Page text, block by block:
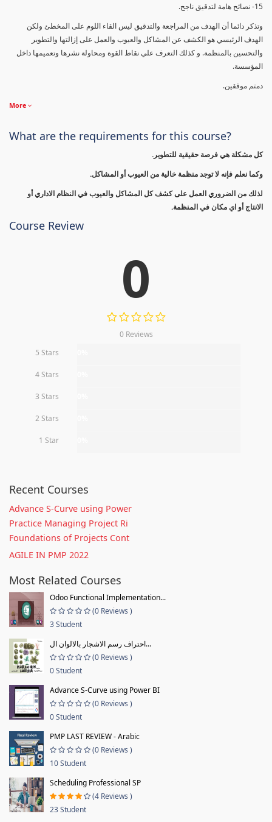
15- نصائح هامة لتدقيق ناجح.
وتذكر دائما أن الهدف من المراجعة والتدقيق ليس القاء اللوم على المخطئ ولكن
الهدف الرئيسي هو الكشف عن المشاكل والعيوب والعمل على إزالتها والتطوير
والتحسين بالمنظمة. و كذلك التعرف علي نقاط القوة ومحاولة نشرها وتعميمها داخل
المؤسسة.
دمتم موفقين.
More
What are the requirements for this course?
كل مشكلة هي فرصة حقيقية للتطوير.
وكما نعلم فإنه لا توجد منظمة خالية من العيوب أو المشاكل.
لذلك من الضروري العمل على كشف كل المشاكل والعيوب في النظام الاداري أو
الانتاج أو اي مكان في المنظمة.
Course Review
0
0 Reviews
5 Stars
4 Stars
3 Stars
2 Stars
1 Star
Recent Courses
Advance S-Curve using Power
Practice Managing Project Ri
Foundations of Projects Cont
AGILE IN PMP 2022
Most Related Courses
Odoo Functional Implementation...
(0 Reviews )
3 Student
احتراف رسم الاشجار بالالوان ال...
(0 Reviews )
0 Student
Advance S-Curve using Power BI
(0 Reviews )
0 Student
PMP LAST REVIEW - Arabic
(0 Reviews )
10 Student
Scheduling Professional SP
(4 Reviews )
23 Student